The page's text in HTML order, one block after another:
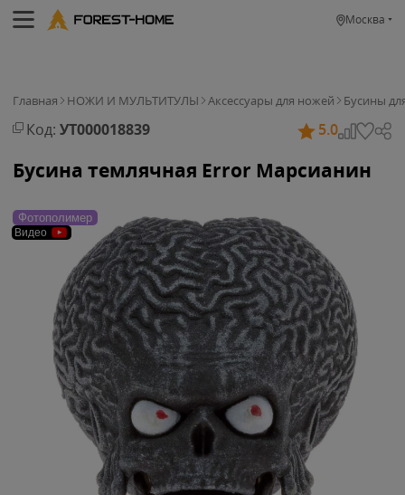
Москва
Главная НОЖИ И МУЛЬТИТУЛЫ Аксессуары для ножей Бусины
Код: УТ000018839 5.0
Бусина темлячная Error Марсианин
Фотополимер
Видео